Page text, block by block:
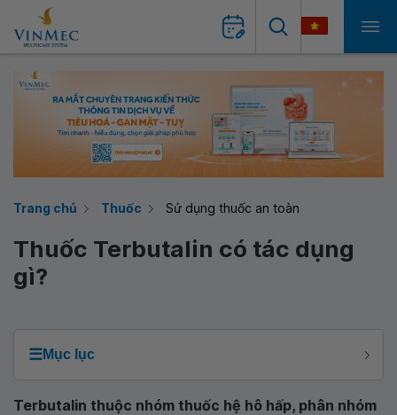
Trang chủ Thuốc Sử dụng thuốc an toàn
Thuốc Terbutalin có tác dụng
gì?
☰Mục lục
Terbutalin thuộc nhóm thuốc hệ hô hấp, phân nhóm